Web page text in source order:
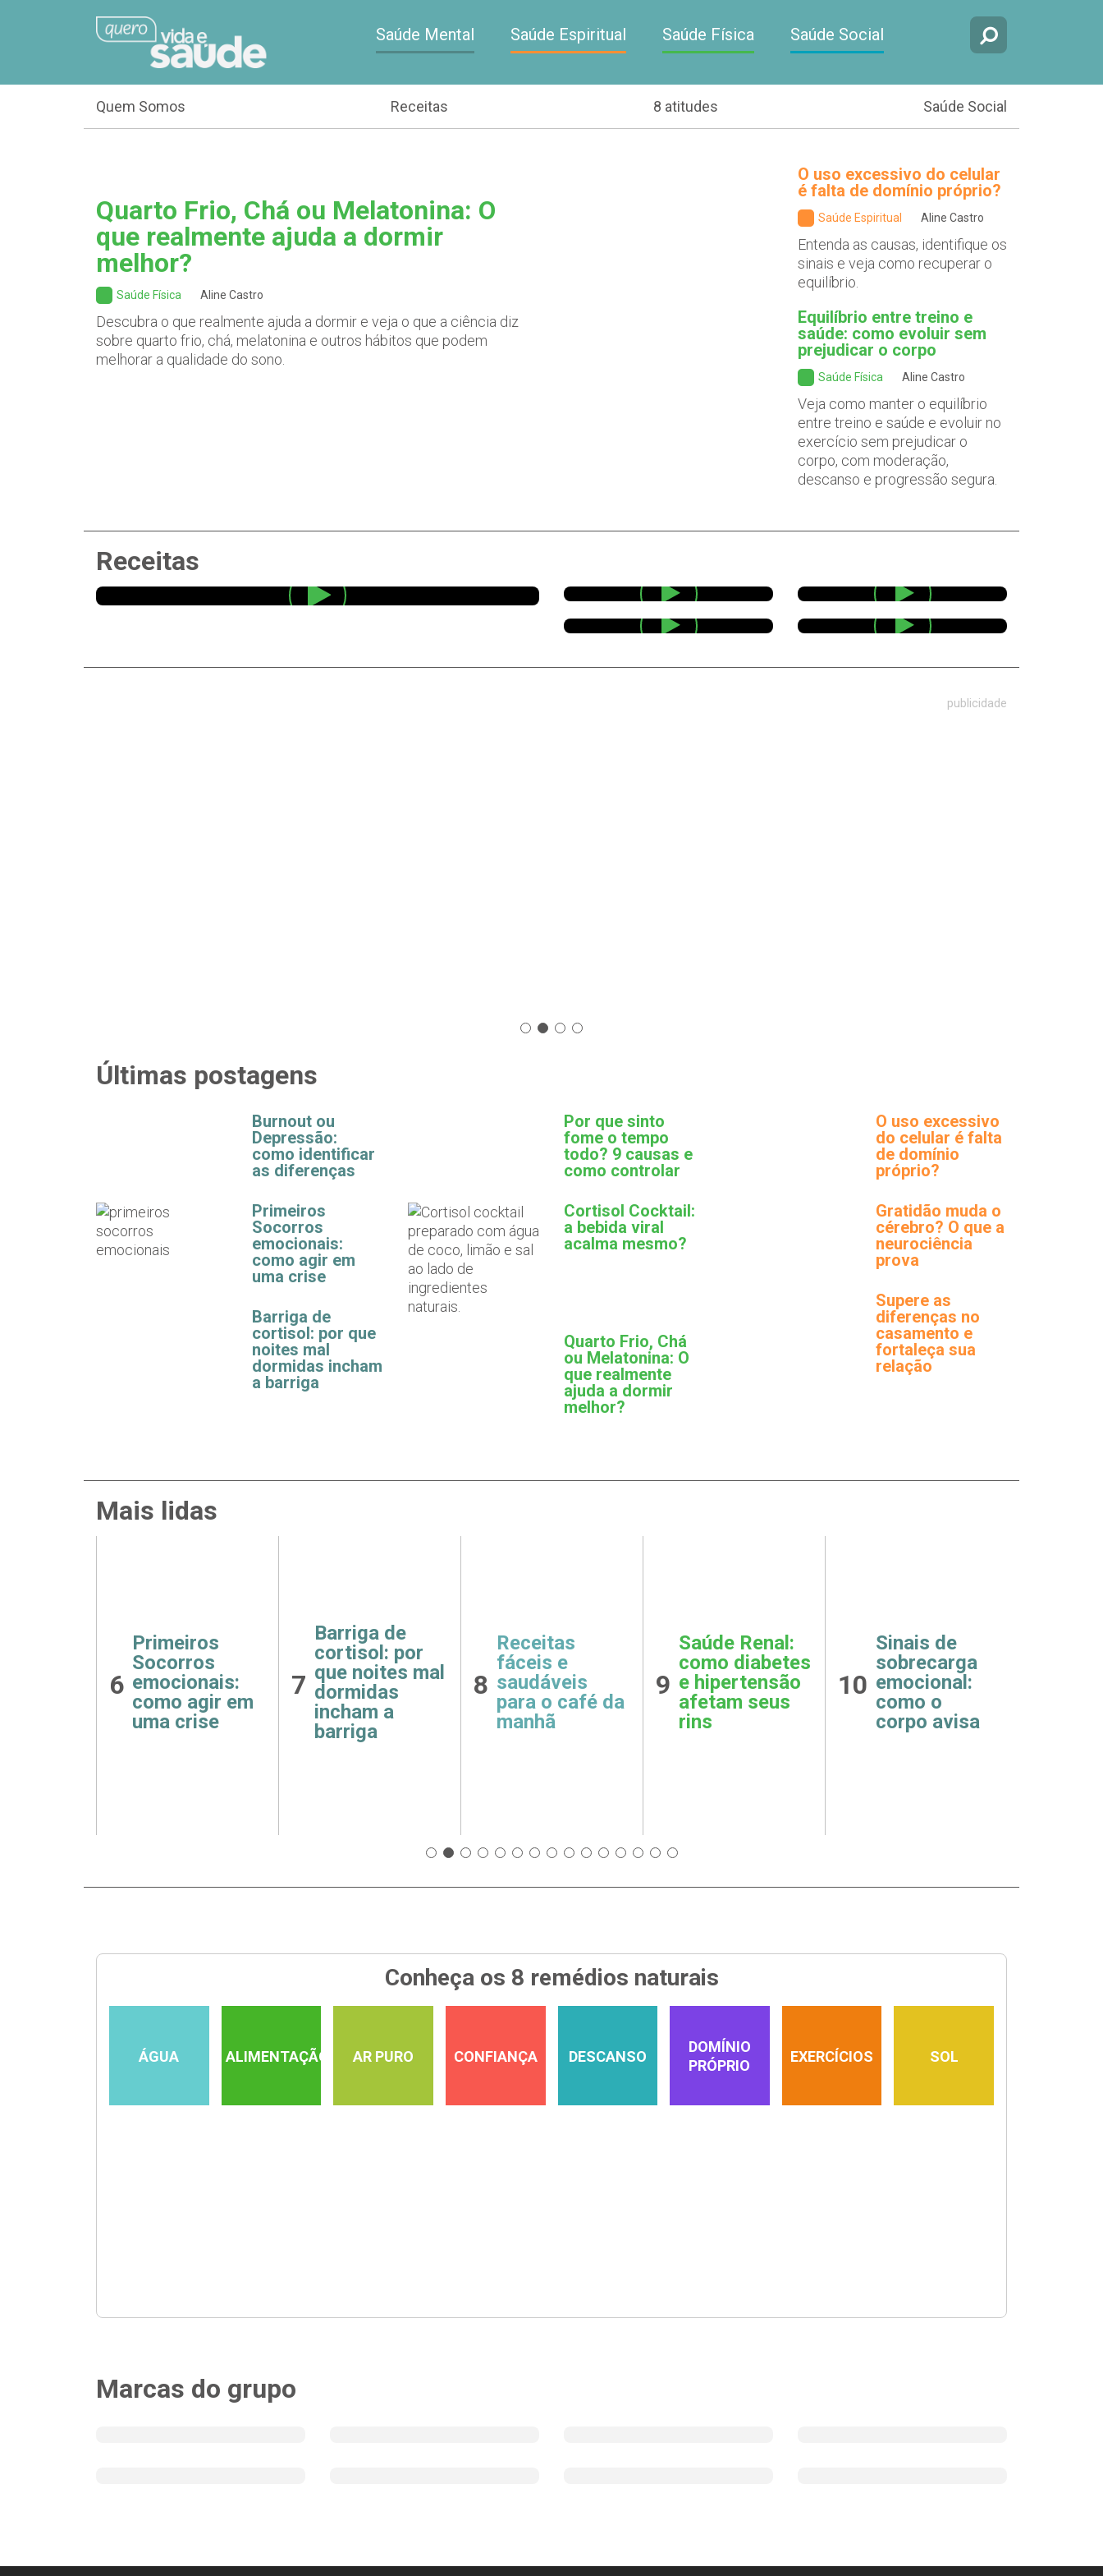
Saúde Mental Saúde Espiritual Saúde Física Saúde Social
Quem Somos Receitas 8 atitudes Saúde Social
Quarto Frio, Chá ou Melatonina: O
que realmente ajuda a dormir
melhor?
Saúde Física Aline Castro
Descubra o que realmente ajuda a dormir e veja o que a ciência diz
sobre quarto frio, chá, melatonina e outros hábitos que podem
melhorar a qualidade do sono.
O uso excessivo do celular
é falta de domínio próprio?
Saúde Espiritual Aline Castro
Entenda as causas, identifique os
sinais e veja como recuperar o
equilíbrio.
Equilíbrio entre treino e
saúde: como evoluir sem
prejudicar o corpo
Saúde Física Aline Castro
Veja como manter o equilíbrio
entre treino e saúde e evoluir no
exercício sem prejudicar o
corpo, com moderação,
descanso e progressão segura.
Receitas
publicidade
Últimas postagens
Burnout ou
Depressão:
como identificar
as diferenças
Primeiros
Socorros
emocionais:
como agir em
uma crise
Barriga de
cortisol: por que
noites mal
dormidas incham
a barriga
Por que sinto
fome o tempo
todo? 9 causas e
como controlar
Cortisol Cocktail:
a bebida viral
acalma mesmo?
Quarto Frio, Chá
ou Melatonina: O
que realmente
ajuda a dormir
melhor?
O uso excessivo
do celular é falta
de domínio
próprio?
Gratidão muda o
cérebro? O que a
neurociência
prova
Supere as
diferenças no
casamento e
fortaleça sua
relação
Mais lidas
Barriga de
cortisol: por
que noites mal
dormidas
8 saudáveis
para o café da
9
Saúde Renal:
como diabetes
e hipertensão
afetam seus
10
Sinais de
sobrecarga
emocional:
como o
corpo avisa
11
digital: o
remédio
necessário
para crianças
12
constante
sobre
começa a
Conheça os 8 remédios naturais
ÁGUA ALIMENTAÇÃO AR PURO CONFIANÇA DESCANSO
DOMÍNIO
PRÓPRIO
EXERCÍCIOS SOL
Marcas do grupo